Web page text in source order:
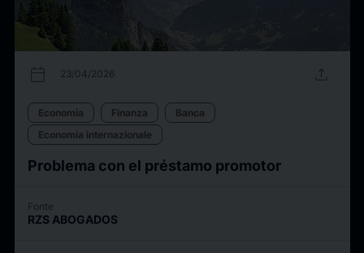
calendar_today 23/04/2026 upload
Economia Finanza
Banca
Economia internazionale
Problema con el préstamo promotor
Fonte
RZS ABOGADOS